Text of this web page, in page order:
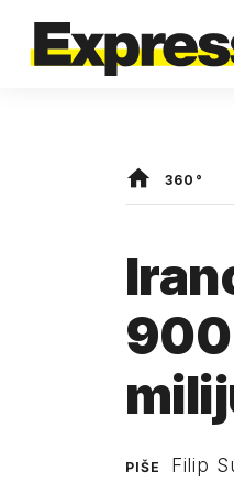
360°
PIŠE Filip